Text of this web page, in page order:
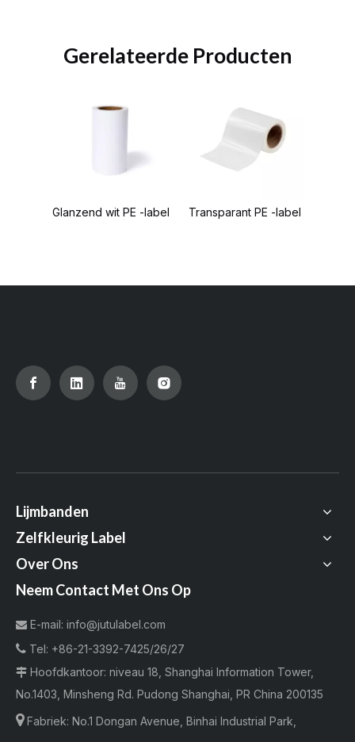
Gerelateerde Producten
Glanzend wit PE -label Transparant PE -label
Lijmbanden
Zelfkleurig Label
Over Ons
Neem Contact Met Ons Op
 E-mail: info@jutulabel.com
 Tel: +86-21-3392-7425/26/27
 Hoofdkantoor: niveau 18, Shanghai Information Tower,
No.1403, Minsheng Rd. Pudong Shanghai, PR China 200135
Fabriek: No.1 Dongan Avenue, Binhai Industrial Park,